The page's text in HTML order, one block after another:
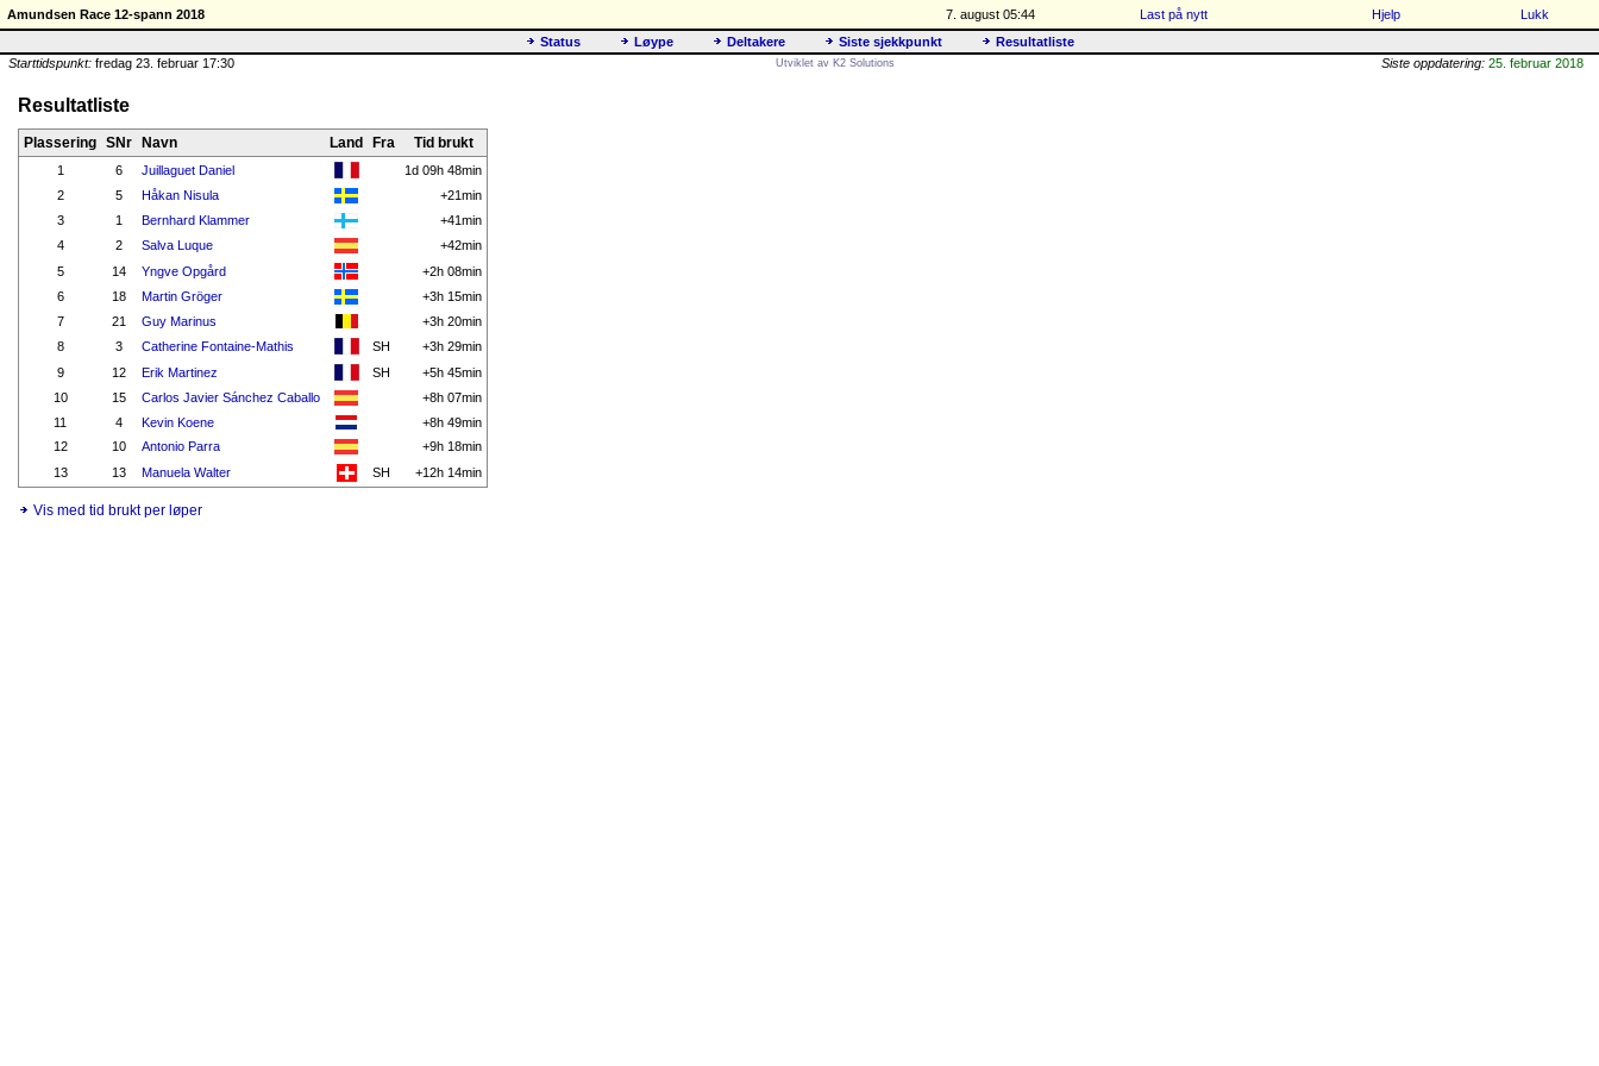
Amundsen Race 12-spann 2018 7. august 05:44 Last på nytt Hjelp
Lukk
Status
Løype Deltakere Siste sjekkpunkt
Resultatliste
Starttidspunkt: fredag 23. februar 17:30 Utviklet av K2 Solutions Siste oppdatering: 25. februar 2018
Resultatliste
Plassering SNr Navn Land Fra Tid brukt
1 6 Juillaguet Daniel
1d 09h 48min
2
5 Håkan Nisula
+21min
3
1 Bernhard Klammer
+41min
4
2 Salva Luque
+42min
5
14 Yngve Opgård
+2h 08min
6
18 Martin Gröger
+3h 15min
7
21 Guy Marinus
+3h 20min
8
3 Catherine Fontaine-Mathis SH
+3h 29min
9
12 Erik Martinez SH
+5h 45min
10
15 Carlos Javier Sánchez Caballo
+8h 07min
11
4 Kevin Koene
+8h 49min
12
10 Antonio Parra
+9h 18min
13
13 Manuela Walter SH +12h 14min
Vis med tid brukt per løper